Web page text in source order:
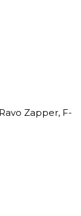
Zapper, F-